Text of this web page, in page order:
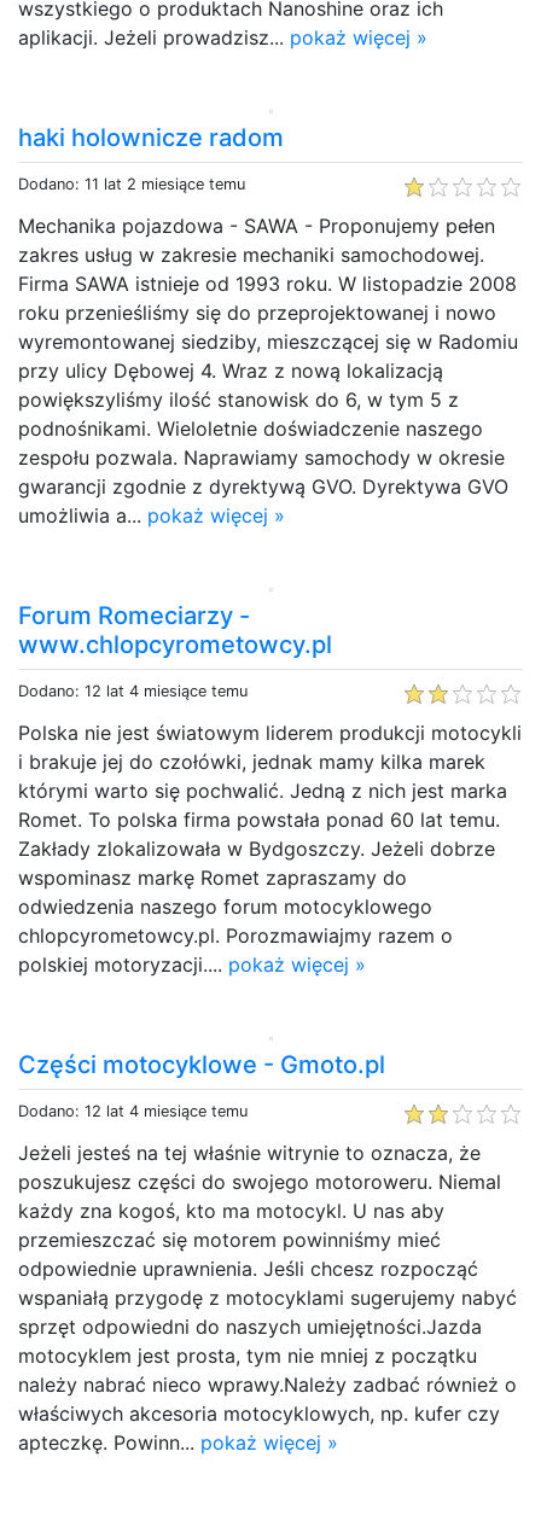
wszystkiego o produktach Nanoshine oraz ich
aplikacji. Jeżeli prowadzisz... pokaż więcej »
haki holownicze radom
Dodano: 11 lat 2 miesiące temu
Mechanika pojazdowa - SAWA - Proponujemy pełen
zakres usług w zakresie mechaniki samochodowej.
Firma SAWA istnieje od 1993 roku. W listopadzie 2008
roku przenieśliśmy się do przeprojektowanej i nowo
wyremontowanej siedziby, mieszczącej się w Radomiu
przy ulicy Dębowej 4. Wraz z nową lokalizacją
powiększyliśmy ilość stanowisk do 6, w tym 5 z
podnośnikami. Wieloletnie doświadczenie naszego
zespołu pozwala. Naprawiamy samochody w okresie
gwarancji zgodnie z dyrektywą GVO. Dyrektywa GVO
umożliwia a... pokaż więcej »
Forum Romeciarzy -
www.chlopcyrometowcy.pl
Dodano: 12 lat 4 miesiące temu
Polska nie jest światowym liderem produkcji motocykli
i brakuje jej do czołówki, jednak mamy kilka marek
którymi warto się pochwalić. Jedną z nich jest marka
Romet. To polska firma powstała ponad 60 lat temu.
Zakłady zlokalizowała w Bydgoszczy. Jeżeli dobrze
wspominasz markę Romet zapraszamy do
odwiedzenia naszego forum motocyklowego
chlopcyrometowcy.pl. Porozmawiajmy razem o
polskiej motoryzacji.... pokaż więcej »
Części motocyklowe - Gmoto.pl
Dodano: 12 lat 4 miesiące temu
Jeżeli jesteś na tej właśnie witrynie to oznacza, że
poszukujesz części do swojego motoroweru. Niemal
każdy zna kogoś, kto ma motocykl. U nas aby
przemieszczać się motorem powinniśmy mieć
odpowiednie uprawnienia. Jeśli chcesz rozpocząć
wspaniałą przygodę z motocyklami sugerujemy nabyć
sprzęt odpowiedni do naszych umiejętności.Jazda
motocyklem jest prosta, tym nie mniej z początku
należy nabrać nieco wprawy.Należy zadbać również o
właściwych akcesoria motocyklowych, np. kufer czy
apteczkę. Powinn... pokaż więcej »